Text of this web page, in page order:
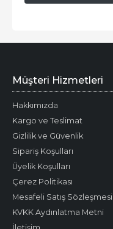
Müşteri Hizmetleri
Hakkımızda
Kargo ve Teslimat
Gizlilik ve Güvenlik
Sipariş Koşulları
Üyelik Koşulları
Çerez Politikası
Mesafeli Satış Sözleşmesi
KVKK Aydınlatma Metni